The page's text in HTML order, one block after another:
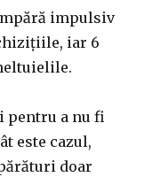
impulsiv
iar 6
pentru a nu fi
este cazul,
doar